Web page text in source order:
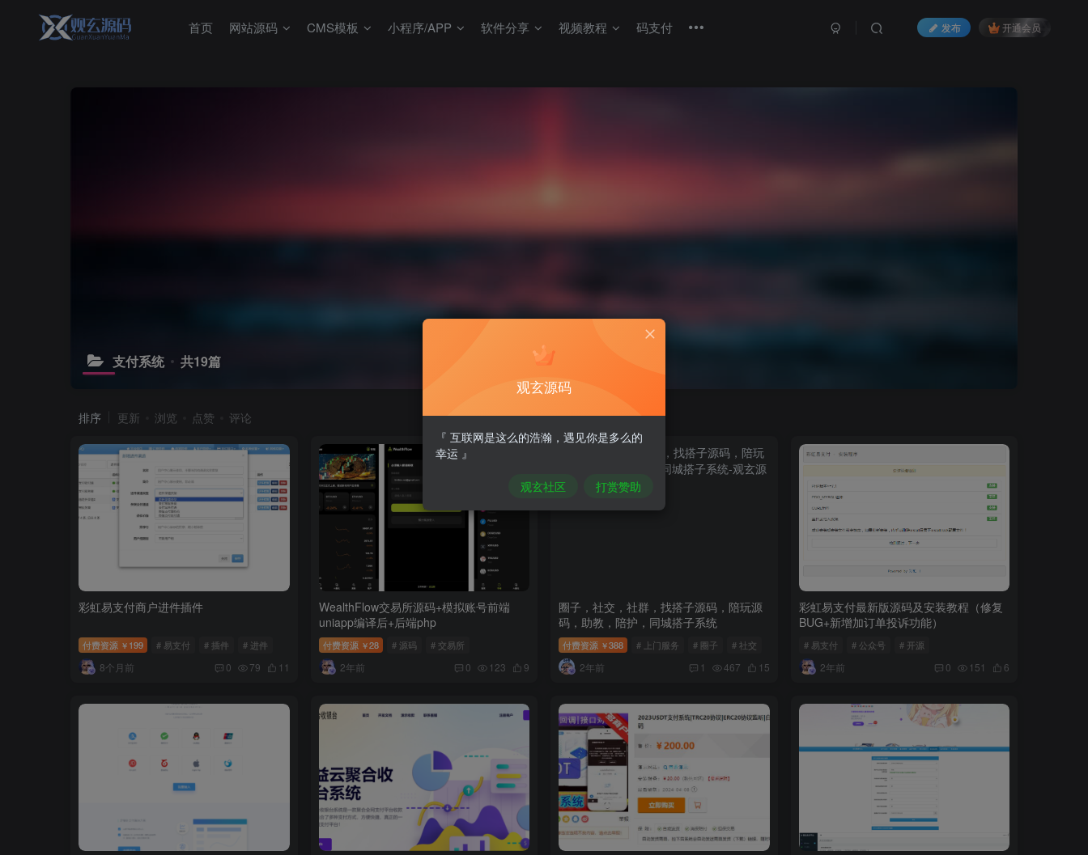
首页 网站源码 CMS模板 小程序/APP 软件分享 视频教程 码支付 发布 开通会员
支付系统 共19篇
排序 更新 浏览 点赞 评论
彩虹易支付商户进件插件
付费资源 ￥ 199 # 易支付 # 插件 # 进件
8个月前 0 79 11
WealthFlow交易所源码+模拟账号前端
uniapp编译后+后端php
付费资源 ￥28 # 源码 # 交易所
2年前 0 123 9
圈子，社交，社群，找搭子源码，陪玩源
码，助教，陪护，同城搭子系统
付费资源 ￥388 # 上门服务 # 圈子 # 社交
2年前 1 467 15
彩虹易支付最新版源码及安装教程（修复
BUG+新增加订单投诉功能）
# 易支付 # 公众号 # 开源
2年前 0 151 6
观玄源码
『 互联网是这么的浩瀚，遇见你是多么的
幸运 』
观玄社区 打赏赞助